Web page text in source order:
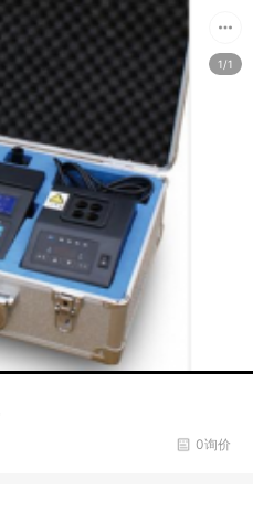
1/1
0询价